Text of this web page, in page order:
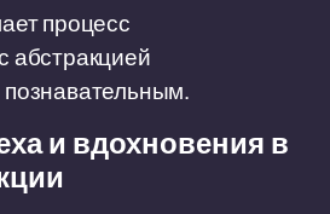
процесс
абстракцией
и вдохновения в